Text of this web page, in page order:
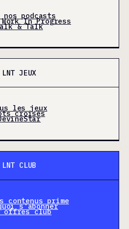
nos podcasts
In Progress
& Talk
LNT JEUX
les jeux
croisés
LNT CLUB
contenus prime
s'abonner
offres club